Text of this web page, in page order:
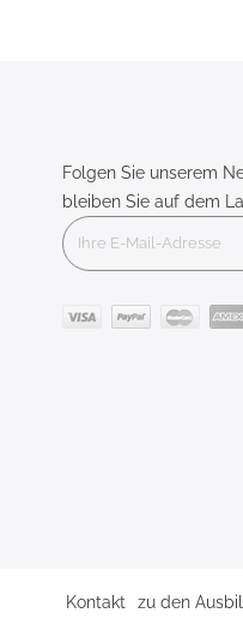
Folgen Sie unserem
bleiben Sie auf dem
zu den
Kontakt